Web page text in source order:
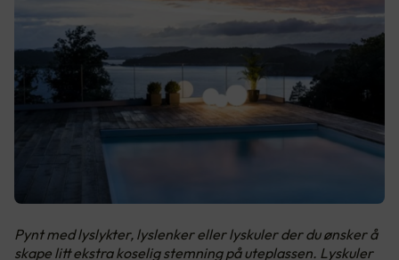
Pynt med lyslykter, lyslenker eller lyskuler der du ønsker å
skape litt ekstra koselig stemning på uteplassen. Lyskuler